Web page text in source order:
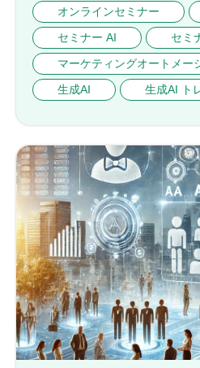
オンラインセミナー
セミナー AI
セミ
マーケティングオートメ
生成AI
生成AI ト